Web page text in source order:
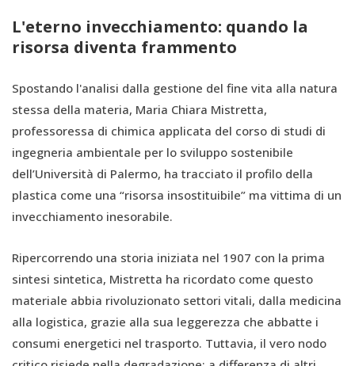
L'eterno invecchiamento: quando la
risorsa diventa frammento
Spostando l'analisi dalla gestione del fine vita alla natura
stessa della materia, Maria Chiara Mistretta,
professoressa di chimica applicata del corso di studi di
ingegneria ambientale per lo sviluppo sostenibile
dell’Università di Palermo, ha tracciato il profilo della
plastica come una “risorsa insostituibile” ma vittima di un
invecchiamento inesorabile.
Ripercorrendo una storia iniziata nel 1907 con la prima
sintesi sintetica, Mistretta ha ricordato come questo
materiale abbia rivoluzionato settori vitali, dalla medicina
alla logistica, grazie alla sua leggerezza che abbatte i
consumi energetici nel trasporto. Tuttavia, il vero nodo